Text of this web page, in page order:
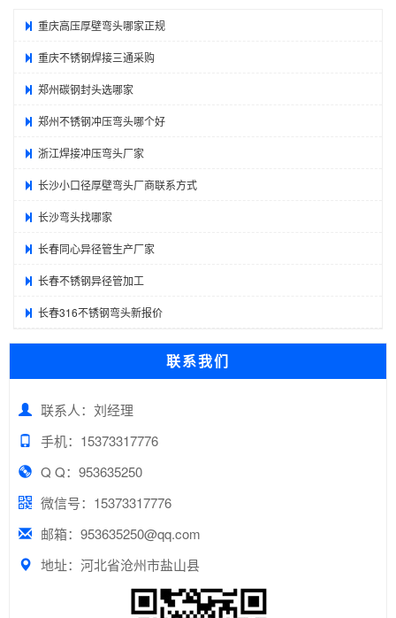
重庆高压厚壁弯头哪家正规
重庆不锈钢焊接三通采购
郑州碳钢封头选哪家
郑州不锈钢冲压弯头哪个好
浙江焊接冲压弯头厂家
长沙小口径厚壁弯头厂商联系方式
长沙弯头找哪家
长春同心异径管生产厂家
长春不锈钢异径管加工
长春316不锈钢弯头新报价
联系我们
联系人：刘经理
手机：15373317776
Q Q：953635250
微信号：15373317776
邮箱：953635250@qq.com
地址：河北省沧州市盐山县